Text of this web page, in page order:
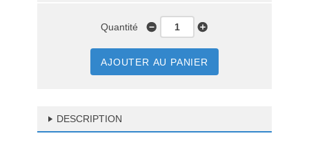
Quantité
AJOUTER AU PANIER
DESCRIPTION